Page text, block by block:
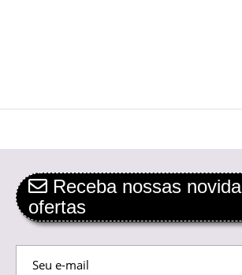
Receba nossas
ofertas